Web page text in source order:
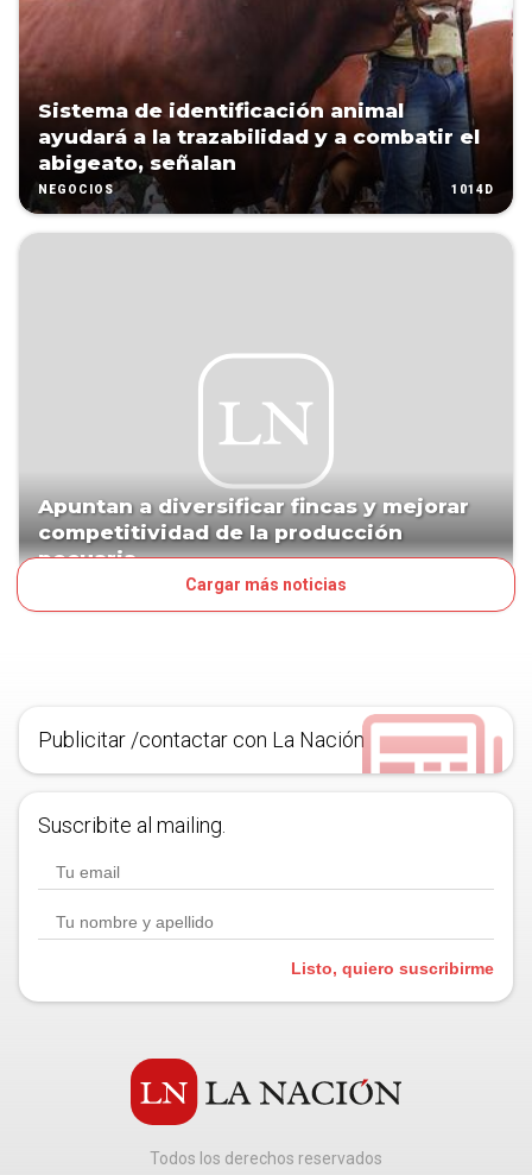
Sistema de identificación animal
ayudará a la trazabilidad y a combatir el
abigeato, señalan
NEGOCIOS 1014D
Apuntan a diversificar fincas y mejorar
competitividad de la producción
pecuaria
Cargar más noticias
Publicitar /contactar con La Nación
Suscribite al mailing.
Listo, quiero suscribirme
Todos los derechos reservados